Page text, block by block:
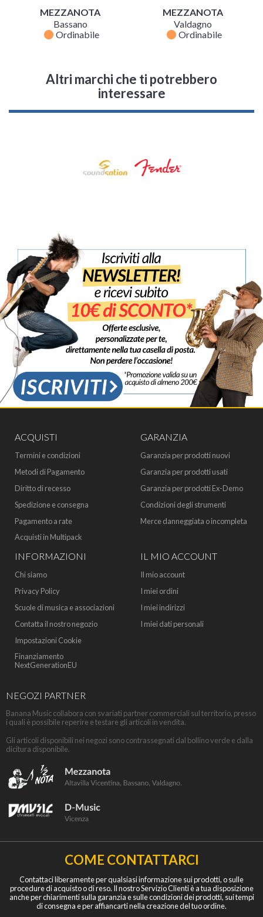
MEZZANOTA
Bassano
fiber_manual_record Ordinabile
MEZZANOTA
Valdagno
fiber_manual_record Ordinabile
Altri marchi che ti potrebbero
interessare
ACQUISTI
Termini e condizioni
Metodi di Pagamento
Diritto di recesso
Spedizione e consegna
Pagamento a rate
Acquisti in Multipack
GARANZIA
Garanzia per prodotti nuovi
Garanzia per prodotti usati
Garanzia per prodotti Ex-Demo
Condizioni degli strumenti
Merce danneggiata o incompleta
INFORMAZIONI
Chi siamo
Privacy Policy
Scuole di musica e associazioni
Contatta il nostro negozio
Impostazioni Cookie
Finanziamento
NextGenerationEU
IL MIO ACCOUNT
Il mio account
I miei ordini
I miei indirizzi
I miei dati personali
NEGOZI PARTNER
Banana Music collabora con svariati partner commerciali sul territorio, presso
i quali è possibile reperire e testare gli articoli in vendita.
Gli articoli disponibili nei negozi sono contrassegnati dal bollino verde e dalla
dicitura disponibile.
COME CONTATTARCI
Contattaci liberamente per qualsiasi informazione sui prodotti, o sulle
procedure di acquisto o di reso. Il nostro Servizio Clienti è a tua disposizione
anche per chiarimenti sulla garanzia e sulle condizioni dei prodotti, sui tempi
di consegna e per affiancarti nella creazione del tuo ordine.